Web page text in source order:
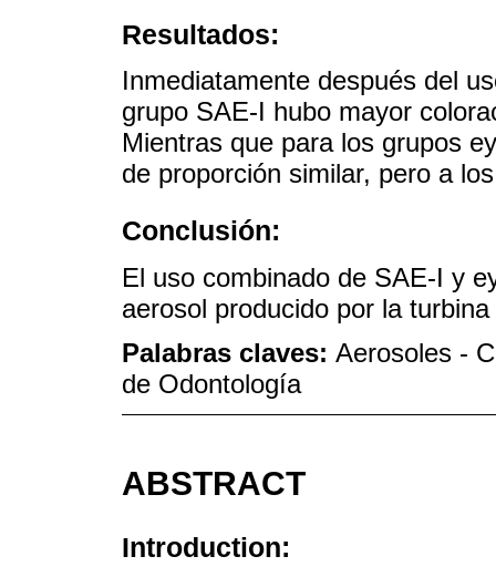
Resultados:
Inmediatamente después del
grupo SAE-I hubo mayor
Mientras que para los grupos
de proporción similar, pero a
Conclusión:
El uso combinado de SAE-I y
aerosol producido por la
Palabras claves: Aerosoles -
de Odontología
ABSTRACT
Introduction: